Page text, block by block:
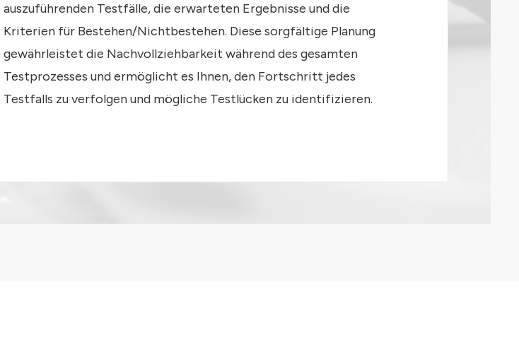
auszuführenden Testfälle, die erwarteten Ergebnisse und die
Kriterien für Bestehen/Nichtbestehen. Diese sorgfältige Planung
gewährleistet die Nachvollziehbarkeit während des gesamten
Testprozesses und ermöglicht es Ihnen, den Fortschritt jedes
Testfalls zu verfolgen und mögliche Testlücken zu identifizieren.